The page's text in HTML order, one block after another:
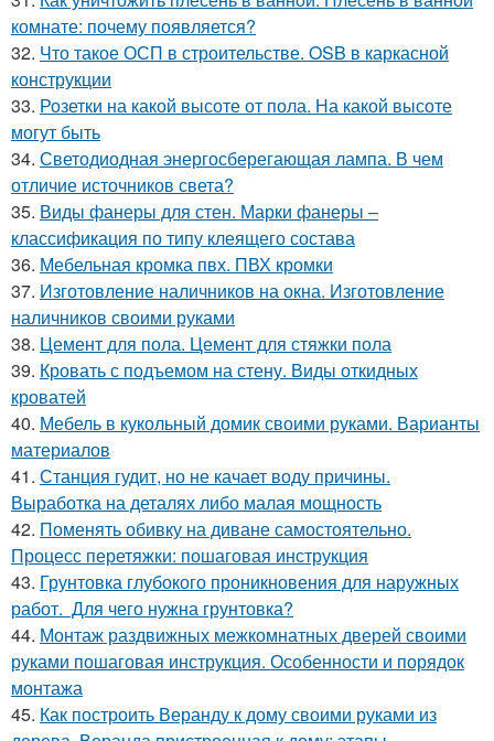
комнате: почему появляется?
32. Что такое ОСП в строительстве. OSB в каркасной
конструкции
33. Розетки на какой высоте от пола. На какой высоте
могут быть
34. Светодиодная энергосберегающая лампа. В чем
отличие источников света?
35. Виды фанеры для стен. Марки фанеры –
классификация по типу клеящего состава
36. Мебельная кромка пвх. ПВХ кромки
37. Изготовление наличников на окна. Изготовление
наличников своими руками
38. Цемент для пола. Цемент для стяжки пола
39. Кровать с подъемом на стену. Виды откидных
кроватей
40. Мебель в кукольный домик своими руками. Варианты
материалов
41. Станция гудит, но не качает воду причины.
Выработка на деталях либо малая мощность
42. Поменять обивку на диване самостоятельно.
Процесс перетяжки: пошаговая инструкция
43. Грунтовка глубокого проникновения для наружных
работ. Для чего нужна грунтовка?
44. Монтаж раздвижных межкомнатных дверей своими
руками пошаговая инструкция. Особенности и порядок
монтажа
45. Как построить Веранду к дому своими руками из